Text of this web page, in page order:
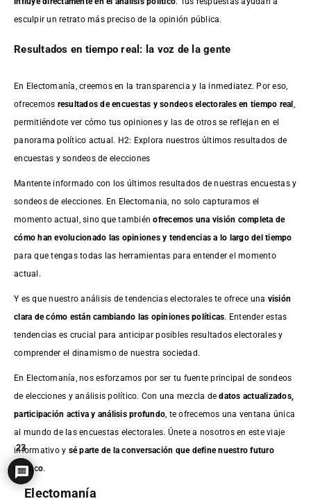
esculpir un retrato más preciso de la opinión pública.
Resultados en tiempo real: la voz de la gente
En Electomanía, creemos en la transparencia y la inmediatez. Por eso,
ofrecemos resultados deencuestas y sondeos electorales en tiempo real
permitiéndote ver cómo tus opiniones y las de otros se reflejan en el
panorama político actual. H2: Explora nuestros últimos resultados de
encuestas y sondeos de elecciones
Mantente informado con los últimos resultados de nuestras encuestasy
sondeos de elecciones. En Electomania, no solo capturamos el
momento actual, sino que tambiénofrecemos una visión completa de
cómo han evolucionado las opiniones y tendencias a lo largo del tiempo
para que tengas todas las herramientas para entender el momento
actual.
Y es que nuestro análisis de tendencias electorales te ofrece una visión
clara de cómo están cambiando las opiniones políticas. Entender estas
tendencias es crucial para anticipar posibles resultados electorales y
comprender el dinamismo de nuestra sociedad.
En Electomanía, nos esforzamos por ser tu fuente principal de sondeos
de elecciones y análisis político. Con una mezcla dedatos actualizados,
participación activa y análisis profundo , te ofrecemos una ventana única
al mundo de las encuestas electorales. Únete a nosotros en este viaje
informativo y sé parte de la conversación que define nuestro futuro
político.
Electomanía
23